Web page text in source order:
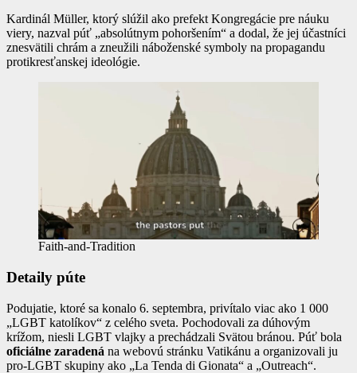
Kardinál Müller, ktorý slúžil ako prefekt Kongregácie pre náuku
viery, nazval púť „absolútnym pohoršením“ a dodal, že jej účastníci
znesvätili chrám a zneužili náboženské symboly na propagandu
protikresťanskej ideológie.
Faith-and-Tradition
Detaily púte
Podujatie, ktoré sa konalo 6. septembra, privítalo viac ako 1 000
„LGBT katolíkov“ z celého sveta. Pochodovali za dúhovým
krížom, niesli LGBT vlajky a prechádzali Svätou bránou. Púť bola
oficiálne zaradená na webovú stránku Vatikánu a organizovali ju
pro-LGBT skupiny ako „La Tenda di Gionata“ a „Outreach“.